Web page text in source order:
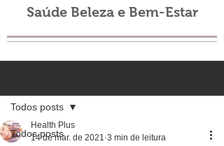
Saúde Beleza e Bem-Estar
Todos posts
Todos posts
Health Plus
14 de mar. de 2021 3 min de leitura